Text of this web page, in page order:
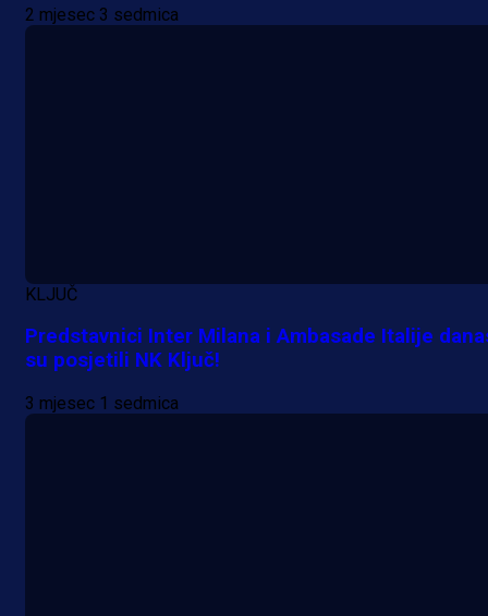
trijumf Salzburga u Evropskoj ligi!
2 mjesec 3 sedmica
KLJUČ
Predstavnici Inter Milana i Ambasade Italije
su posjetili NK Ključ!
3 mjesec 1 sedmica